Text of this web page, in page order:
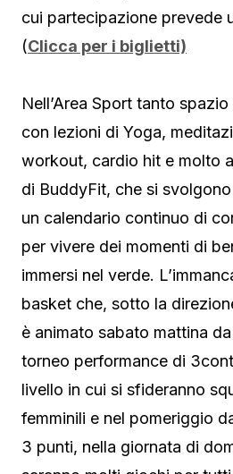
cui partecipazione prevede
(Clicca per i biglietti)
Nell’Area Sport tanto
con lezioni di Yoga,
workout, cardio hit e molto
di BuddyFit, che si
un calendario continuo di
per vivere dei momenti di
immersi nel verde.
basket che, sotto la
è animato sabato mattina
torneo performance di
livello in cui si sfideranno
femminili e nel pomeriggio
3 punti, nella giornata di